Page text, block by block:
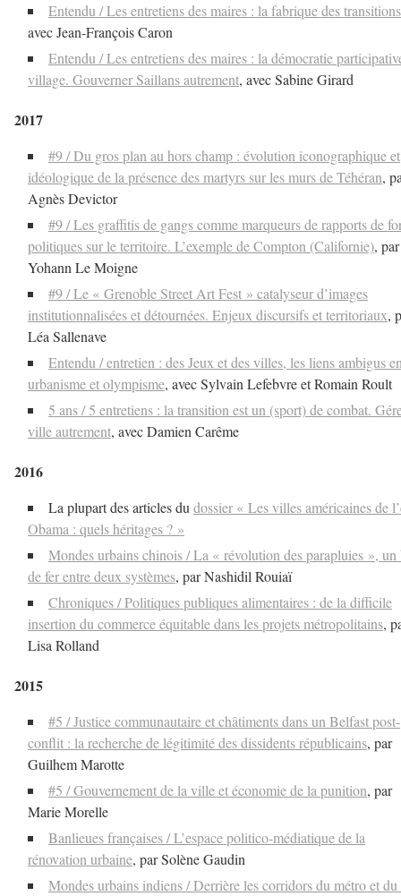
Entendu / Les entretiens des maires : la fabrique des transitions
avec Jean-François Caron
Entendu / Les entretiens des maires : la démocratie
village. Gouverner Saillans autrement, avec Sabine Girard
2017
#9 / Du gros plan au hors champ : évolution iconographique et
idéologique de la présence des martyrs sur les murs de Téhéran,
Agnès Devictor
#9 / Les graffitis de gangs comme marqueurs de rapports de
politiques sur le territoire. L’exemple de Compton (Californie), par
Yohann Le Moigne
#9 / Le « Grenoble Street Art Fest » catalyseur d’images
institutionnalisées et détournées. Enjeux discursifs et territoriaux,
Léa Sallenave
Entendu / entretien : des Jeux et des villes, les liens ambigus
urbanisme et olympisme, avec Sylvain Lefebvre et Romain Roult
5 ans / 5 entretiens : la transition est un (sport) de combat.
ville autrement, avec Damien Carême
2016
La plupart des articles dudossier « Les villes américaines de
Obama : quels héritages ? »
Mondes urbains chinois / La « révolution des parapluies », un
de fer entre deux systèmes, par Nashidil Rouiaï
Chroniques / Politiques publiques alimentaires : de la difficile
insertion du commerce équitable dans les projets métropolitains,
Lisa Rolland
2015
#5 / Justice communautaire et châtiments dans un Belfast post-
conflit : la recherche de légitimité des dissidents républicains, par
Guilhem Marotte
#5 / Gouvernement de la ville et économie de la punition, par
Marie Morelle
Banlieues françaises / L’espace politico-médiatique de la
rénovation urbaine, par Solène Gaudin
Mondes urbains indiens / Derrière les corridors du métro et du